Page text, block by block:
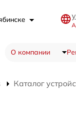
О компании
Каталог